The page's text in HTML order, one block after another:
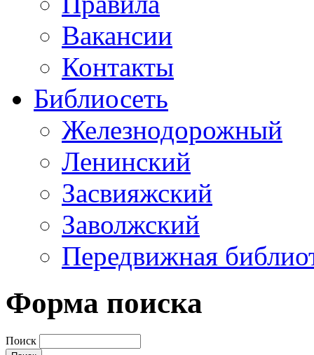
Вакансии
Контакты
Библиосеть
Железнодорожный
Ленинский
Засвияжский
Заволжский
Передвижная
Форма поиска
Поиск